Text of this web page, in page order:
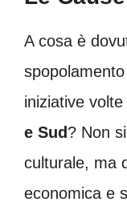
A cosa è
iniziative volte
e Sud ? Non
culturale, ma
economica e